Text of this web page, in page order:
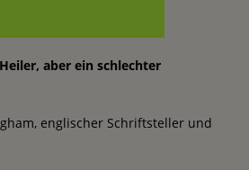
aber ein schlechter
englischer Schriftsteller und